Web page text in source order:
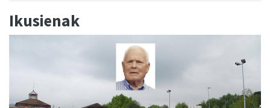
Ikusienak